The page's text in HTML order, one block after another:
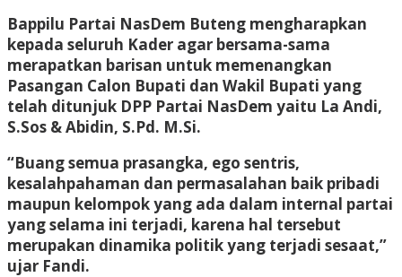
Bappilu Partai NasDem Buteng mengharapkan
kepada seluruh Kader agar bersama-sama
merapatkan barisan untuk memenangkan
Pasangan Calon Bupati dan Wakil Bupati yang
telah ditunjuk DPP Partai NasDem yaitu La Andi,
S.Sos & Abidin, S.Pd. M.Si.
“Buang semua prasangka, ego sentris,
kesalahpahaman dan permasalahan baik pribadi
maupun kelompok yang ada dalam internal partai
yang selama ini terjadi, karena hal tersebut
merupakan dinamika politik yang terjadi sesaat,”
ujar Fandi.